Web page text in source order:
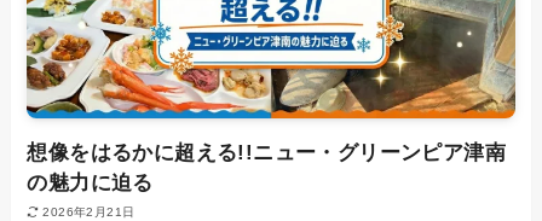
想像をはるかに超える!!ニュー・グリーンピア津南
の魅力に迫る
2026年2月21日